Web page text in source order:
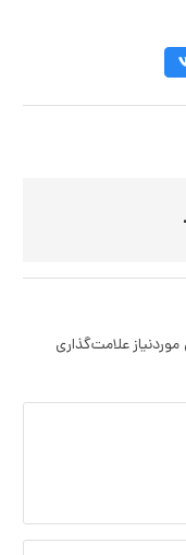
علامت‌گذاری